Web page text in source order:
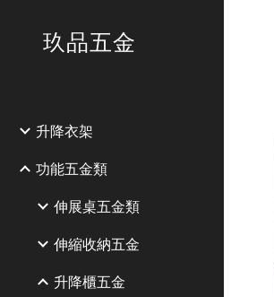
玖品五金
升降衣架
功能五金類
伸展桌五金類
伸縮收納五金
升降櫃五金